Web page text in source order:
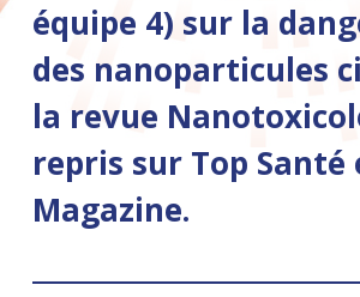
équipe 4) sur la
des nanoparticules
la revue
repris sur Top Santé
Magazine.